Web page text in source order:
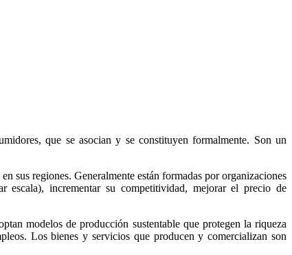
que se asocian y se constituyen formalmente. Son un
sus regiones. Generalmente están formadas por organizaciones
escala), incrementar su competitividad, mejorar el precio de
modelos de producción sustentable que protegen la riqueza
Los bienes y servicios que producen y comercializan son